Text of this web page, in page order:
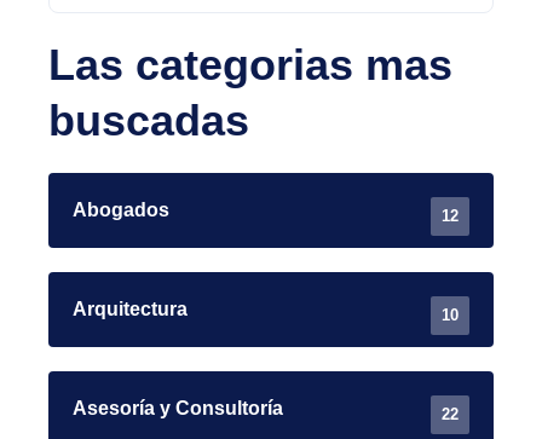
Las categorias mas
buscadas
Abogados 12
Arquitectura 10
Asesoría y Consultoría 22